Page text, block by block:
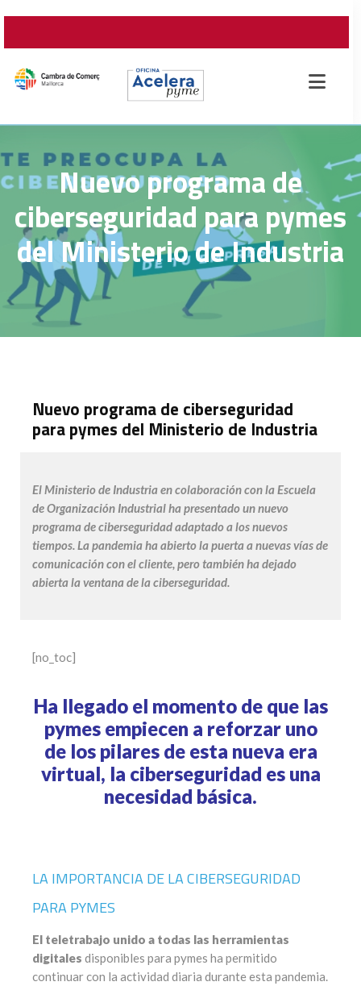
Nuevo programa de
ciberseguridad para pymes
del Ministerio de Industria
Nuevo programa de ciberseguridad
para pymes del Ministerio de Industria
ElMinisterio de Industria en colaboración con la Escuela
de Organización Industrialha presentado un nuevo
programa de ciberseguridad adaptado a los nuevos
tiempos. La pandemia ha abierto la puerta a nuevas vías de
comunicación con el cliente, pero también ha dejado
abierta la ventana de la ciberseguridad.
[no_toc]
Ha llegado el momento de que las
pymes empiecen a reforzar uno
de los pilares de esta nueva era
virtual, la ciberseguridad es una
necesidad básica.
LA IMPORTANCIA DE LA CIBERSEGURIDAD
PARA PYMES
El teletrabajo unido a todas las herramientas
digitales disponibles para pymes ha permitido
continuar con la actividad diaria durante esta pandemia.